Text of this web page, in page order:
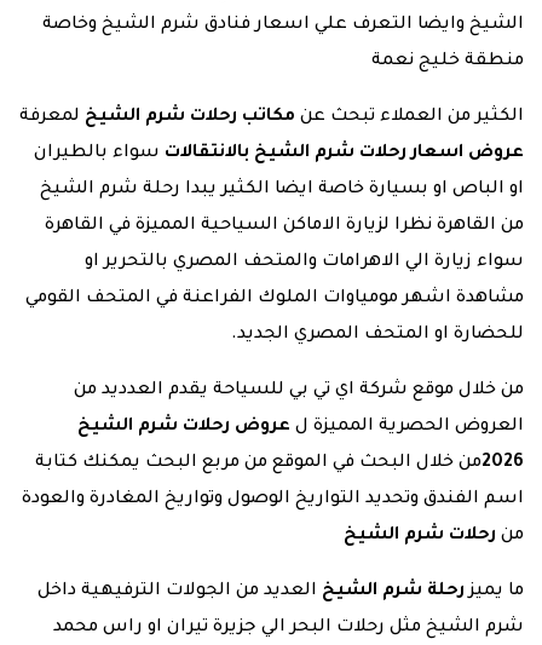
الشيخ وايضا التعرف علي اسعار فنادق شرم الشيخ وخاصة
منطقة خليج نعمة
الكثير من العملاء تبحث عن مكاتب رحلات شرم الشيخ لمعرفة
عروض اسعار رحلات شرم الشيخ بالانتقالات سواء بالطيران
او الباص او بسيارة خاصة ايضا الكثير يبدا رحلة شرم الشيخ
من القاهرة نظرا لزيارة الاماكن السياحية المميزة في القاهرة
سواء زيارة الي الاهرامات والمتحف المصري بالتحرير او
مشاهدة اشهر مومياوات الملوك الفراعنة في المتحف القومي
للحضارة او المتحف المصري الجديد.
من خلال موقع شركة اي تي بي للسياحة يقدم العدديد من
العروض الحصرية المميزة ل عروض رحلات شرم الشيخ
2026من خلال البحث في الموقع من مربع البحث يمكنك كتابة
اسم الفندق وتحديد التواريخ الوصول وتواريخ المغادرة والعودة
من رحلات شرم الشيخ
ما يميزرحلة شرم الشيخ العديد من الجولات الترفيهية داخل
شرم الشيخ مثل رحلات البحر الي جزيرة تيران او راس محمد